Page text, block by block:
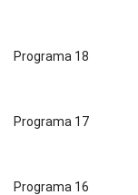
Programa 18
Programa 17
Programa 16